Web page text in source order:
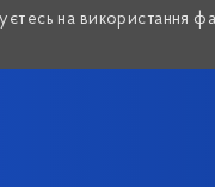
на використання